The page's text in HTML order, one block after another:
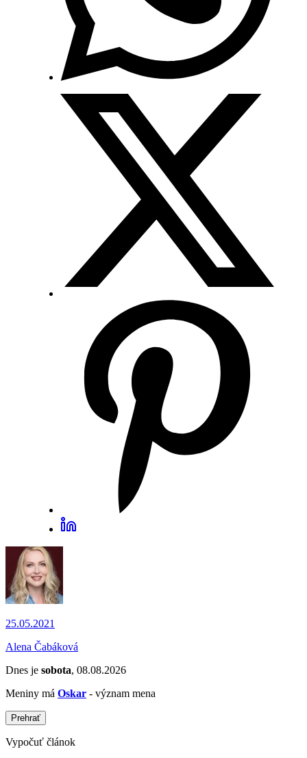
25.05.2021
Alena Čabáková
Dnes je sobota, 08.08.2026
Meniny má Oskar - význam mena
Prehrať
Vypočuť článok